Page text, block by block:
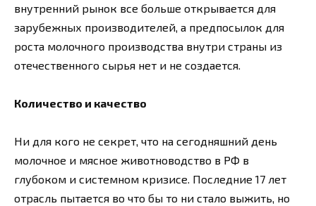
внутренний рынок все больше открывается для
зарубежных производителей, а предпосылок для
роста молочного производства внутри страны из
отечественного сырья нет и не создается.
Количество и качество
Ни для кого не секрет, что на сегодняшний день
молочное и мясное животноводство в РФ в
глубоком и системном кризисе. Последние 17 лет
отрасль пытается во что бы то ни стало выжить, но